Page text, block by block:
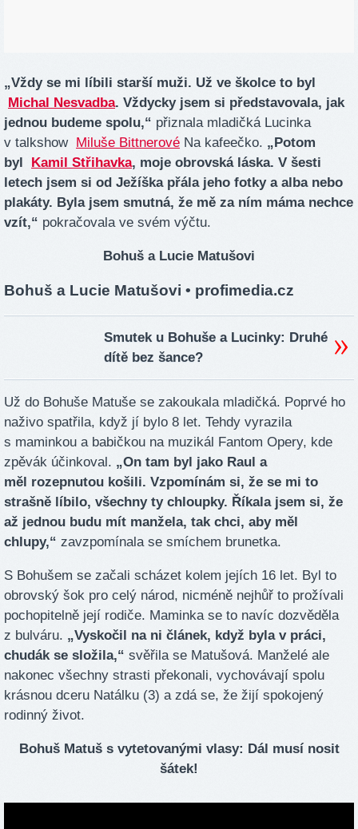
„Vždy se mi líbili starší muži. Už ve školce to byl
Michal Nesvadba. Vždycky jsem si představovala, jak
jednou budeme spolu,“ přiznala mladičká Lucinka
v talkshow Miluše Bittnerové Na kafeečko. „Potom
byl
Kamil Střihavka, moje obrovská láska. V šesti
letech jsem si od Ježíška přála jeho fotky a alba nebo
plakáty. Byla jsem smutná, že mě za ním máma nechce
vzít,“ pokračovala ve svém výčtu.
Bohuš a Lucie Matušovi
Bohuš a Lucie Matušovi • profimedia.cz
Smutek u Bohuše a Lucinky: Druhé
dítě bez šance?
Už do Bohuše Matuše se zakoukala mladičká. Poprvé ho
naživo spatřila, když jí bylo 8 let. Tehdy vyrazila
s maminkou a babičkou na muzikál Fantom Opery, kde
zpěvák účinkoval. „On tam byl jako Raul a
měl rozepnutou košili. Vzpomínám si, že se mi to
strašně líbilo, všechny ty chloupky. Říkala jsem si, že
až jednou budu mít manžela, tak chci, aby měl
chlupy,“ zavzpomínala se smíchem brunetka.
S Bohušem se začali scházet kolem jejích 16 let. Byl to
obrovský šok pro celý národ, nicméně nejhůř to prožívali
pochopitelně její rodiče. Maminka se to navíc dozvěděla
z bulváru. „Vyskočil na ni článek, když byla v práci,
chudák se složila,“ svěřila se Matušová. Manželé ale
nakonec všechny strasti překonali, vychovávají spolu
krásnou dceru Natálku (3) a zdá se, že žijí spokojený
rodinný život.
Bohuš Matuš s vytetovanými vlasy: Dál musí nosit
šátek!